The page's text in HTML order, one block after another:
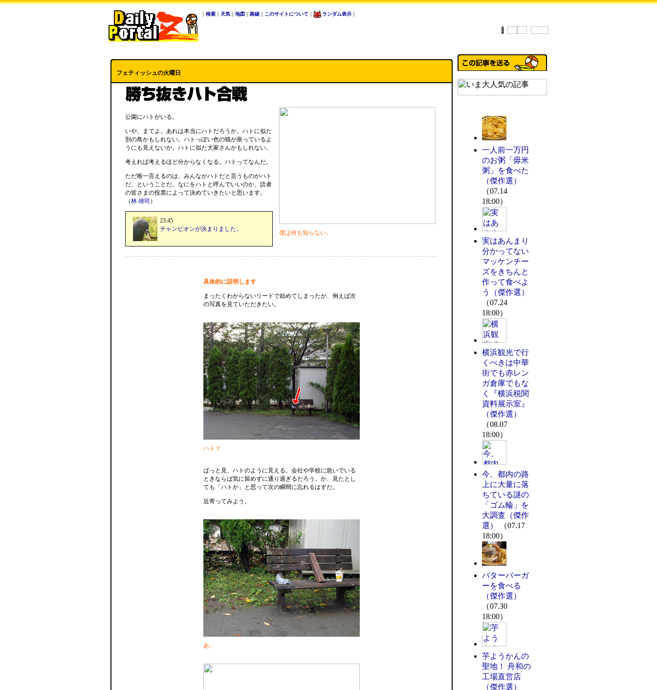
｜ 検索 ｜ 天気 ｜ 地図 ｜ 路線 ｜ このサイトについて ｜ ランダム表示 ｜
フェティッシュの火曜日
僕は何も知らない。
公園にハトがいる。
いや、まてよ。あれは本当にハトだろうか。ハトに似た
別の鳥かもしれない。ハトっぽい色の猫が座っているよ
うにも見えないか。ハトに似た大家さんかもしれない。
考えれば考えるほど分からなくなる。ハトってなんだ。
ただ唯一言えるのは、みんながハトだと言うものがハト
だ、ということだ。なにをハトと呼んでいいのか、読者
の皆さまの投票によって決めていきたいと思います。
（林 雄司 ）
23:45
チャンピオンが決まりました。
具体的に説明します
まったくわからないリードで始めてしまったが、例えば次
の写真を見ていただきたい。
ハト？
ぱっと見、ハトのように見える。会社や学校に急いでいる
ときならば気に留めずに通り過ぎるだろう。か、見たとし
ても「ハトか」と思って次の瞬間に忘れるはずだ。
近寄ってみよう。
あ、
一人前一万円
のお粥「毋米
粥」を食べた
（傑作選）
（07.14
18:00）
実はあんまり
分かってない
マッケンチー
ズをきちんと
作って食べよ
う（傑作選）
（07.24
18:00）
横浜観光で行
くべきは中華
街でも赤レン
ガ倉庫でもな
く『横浜税関
資料展示室』
（傑作選）
（08.07
18:00）
今、都内の路
上に大量に落
ちている謎の
「ゴム輪」を
大調査（傑作
選）
（07.17
18:00）
バターバーガ
ーを食べる
（傑作選）
（07.30
18:00）
芋ようかんの
聖地！ 舟和の
工場直営店
（傑作選）